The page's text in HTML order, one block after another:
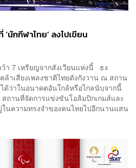
‘นักกีฬาไทย’ ลงไปเขียน
า 7 เหรียญจากสังเวียนแห่งนี้ ธง
ล้าเสียงเพลงชาติไทยดังกังวาน ณ สถาน
ว่าในอนาคตอันใกล้หรือไกลนับจากนี้
สถานที่จัดการแข่งขันโอลิมปิกเกมส์และ
ในความทรงจำของคนไทยไปอีกนานแสน